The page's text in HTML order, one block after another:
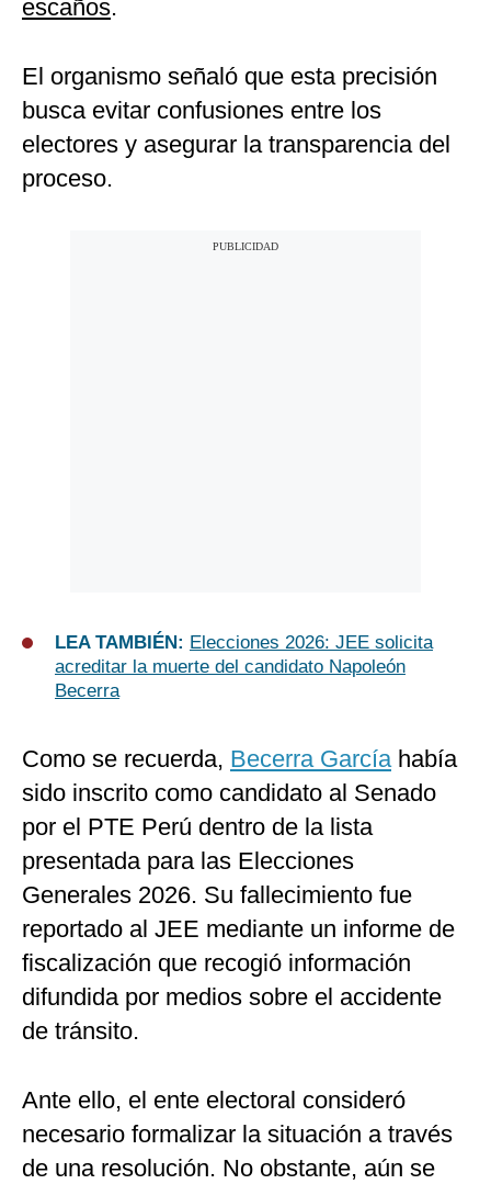
escaños.
El organismo señaló que esta precisión
busca evitar confusiones entre los
electores y asegurar la transparencia del
proceso.
LEA TAMBIÉN: Elecciones 2026: JEE solicita
acreditar la muerte del candidato Napoleón
Becerra
Como se recuerda, Becerra Garcíahabía
sido inscrito como candidato al Senado
por el PTE Perú dentro de la lista
presentada para las Elecciones
Generales 2026. Su fallecimiento fue
reportado al JEE mediante un informe de
fiscalización que recogió información
difundida por medios sobre el accidente
de tránsito.
Ante ello, el ente electoral consideró
necesario formalizar la situación a través
de una resolución. No obstante, aún se